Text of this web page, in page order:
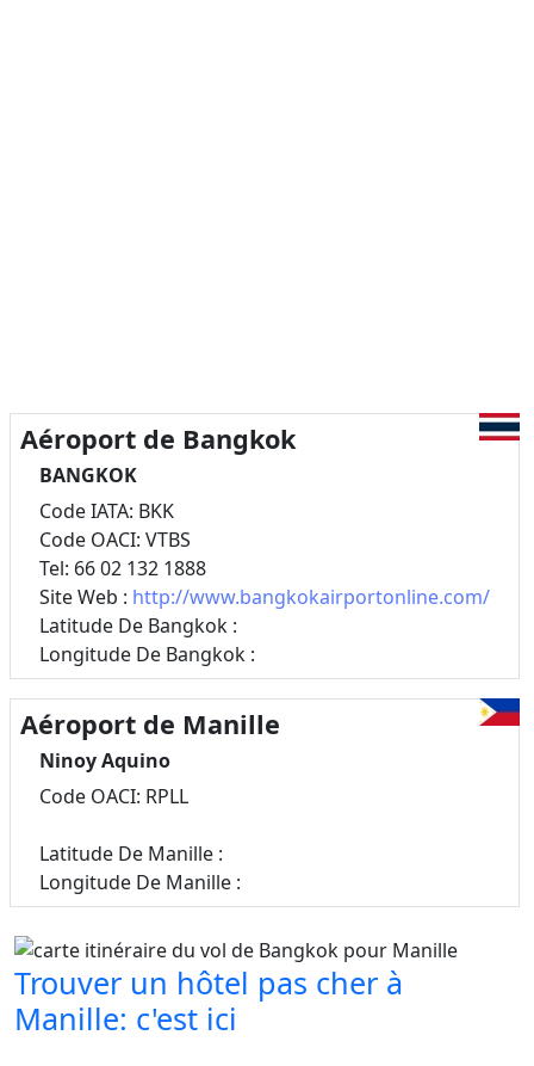
Aéroport de Bangkok
BANGKOK
Code IATA: BKK
Code OACI: VTBS
Tel: 66 02 132 1888
Site Web : http://www.bangkokairportonline.com/
Latitude De Bangkok :
Longitude De Bangkok :
Aéroport de Manille
Ninoy Aquino
Code OACI: RPLL
Latitude De Manille :
Longitude De Manille :
Trouver un hôtel pas cher à
Manille: c'est ici